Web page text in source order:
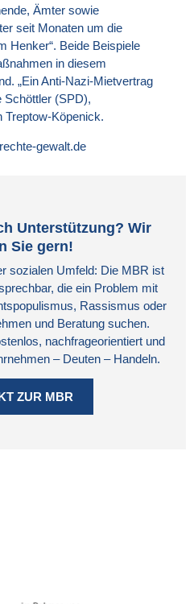
Ämter sowie
seit Monaten um die
Henker“. Beide Beispiele
in diesem
„Ein Anti-Nazi-Mietvertrag
Schöttler (SPD),
Treptow-Köpenick.
gewalt.de
Unterstützung? Wir
Sie gern!
sozialen Umfeld: Die MBR ist
die ein Problem mit
Rassismus oder
und Beratung suchen.
nachfrageorientiert und
– Deuten – Handeln.
ZUR MBR